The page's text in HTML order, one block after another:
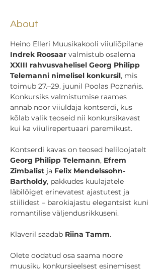
About
Heino Elleri Muusikakooli viiuliõpilane
Indrek Roosaar valmistub osalema
XXIII rahvusvahelisel Georg Philipp
Telemanni nimelisel konkursil, mis
toimub 27.–29. juunil Poolas Poznańis.
Konkursiks valmistumise raames
annab noor viiuldaja kontserdi, kus
kõlab valik teoseid nii konkursikavast
kui ka viiulirepertuaari paremikust.
Kontserdi kavas on teosed heliloojatelt
Georg Philipp Telemann, Efrem
Zimbalist ja Felix Mendelssohn-
Bartholdy, pakkudes kuulajatele
läbilõiget erinevatest ajastutest ja
stiilidest – barokiajastu elegantsist kuni
romantilise väljendusrikkuseni.
Klaveril saadab Riina Tamm.
Olete oodatud osa saama noore
muusiku konkursieelsest esinemisest